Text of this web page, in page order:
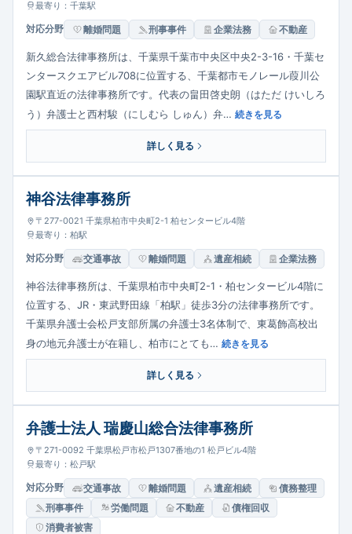
最寄り：千葉駅
対応分野 離婚問題 刑事事件 企業法務 不動産
新久総合法律事務所は、千葉県千葉市中央区中央2-3-16・千葉セ
ンタースクエアビル708に位置する、千葉都市モノレール葭川公
園駅直近の法律事務所です。代表の畠田啓史朗（はただ けいしろ
う）弁護士と西村駿（にしむら しゅん）弁… 続きを見る
詳しく見る
神谷法律事務所
〒277-0021 千葉県柏市中央町2-1 柏センタービル4階
最寄り：柏駅
対応分野 交通事故 離婚問題 遺産相続 企業法務
神谷法律事務所は、千葉県柏市中央町2-1・柏センタービル4階に
位置する、JR・東武野田線「柏駅」徒歩3分の法律事務所です。
千葉県弁護士会松戸支部所属の弁護士3名体制で、東葛飾高校出
身の地元弁護士が在籍し、柏市にとても… 続きを見る
詳しく見る
弁護士法人 瑞慶山総合法律事務所
〒271-0092 千葉県松戸市松戸1307番地の1 松戸ビル4階
最寄り：松戸駅
対応分野 交通事故 離婚問題 遺産相続
債務整理
刑事事件
労働問題 不動産
債権回収
消費者被害